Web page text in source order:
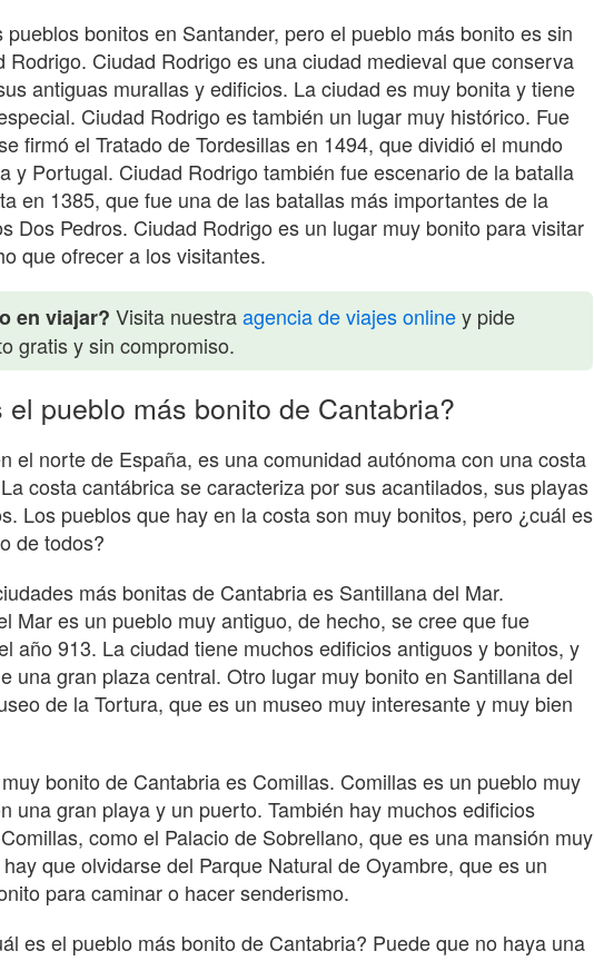
pueblos bonitos en Santander, pero el pueblo más bonito es sin
Rodrigo. Ciudad Rodrigo es una ciudad medieval que conserva
antiguas murallas y edificios. La ciudad es muy bonita y tiene
Ciudad Rodrigo es también un lugar muy histórico. Fue
firmó el Tratado de Tordesillas en 1494, que dividió el mundo
y Portugal. Ciudad Rodrigo también fue escenario de la batalla
en 1385, que fue una de las batallas más importantes de la
Dos Pedros. Ciudad Rodrigo es un lugar muy bonito para visitar
que ofrecer a los visitantes.
en viajar? Visita nuestraagencia de viajes onliney pide
gratis y sin compromiso.
el pueblo más bonito de Cantabria?
el norte de España, es una comunidad autónoma con una costa
costa cantábrica se caracteriza por sus acantilados, sus playas
Los pueblos que hay en la costa son muy bonitos, pero ¿cuál es
de todos?
más bonitas de Cantabria es Santillana del Mar.
Mar es un pueblo muy antiguo, de hecho, se cree que fue
año 913. La ciudad tiene muchos edificios antiguos y bonitos, y
una gran plaza central. Otro lugar muy bonito en Santillana del
de la Tortura, que es un museo muy interesante y muy bien
bonito de Cantabria es Comillas. Comillas es un pueblo muy
una gran playa y un puerto. También hay muchos edificios
como el Palacio de Sobrellano, que es una mansión muy
que olvidarse del Parque Natural de Oyambre, que es un
para caminar o hacer senderismo.
es el pueblo más bonito de Cantabria? Puede que no haya una